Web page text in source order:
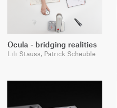
Ocula - bridging realities
Lili Stauss, Patrick Scheuble